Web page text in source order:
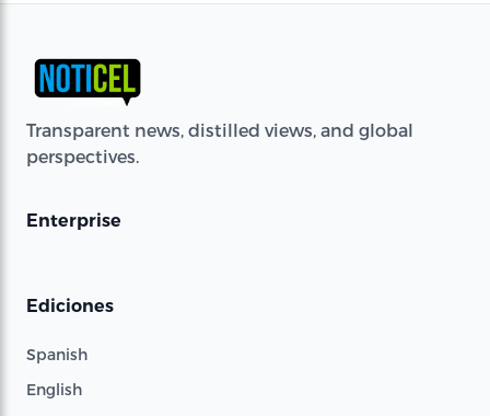
Transparent news, distilled views, and global
perspectives.
Enterprise
Ediciones
Spanish
English